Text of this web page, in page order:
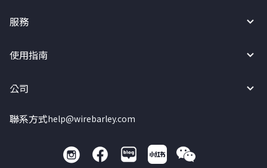
服務
使用指南
公司
聯系方式help@wirebarley.com